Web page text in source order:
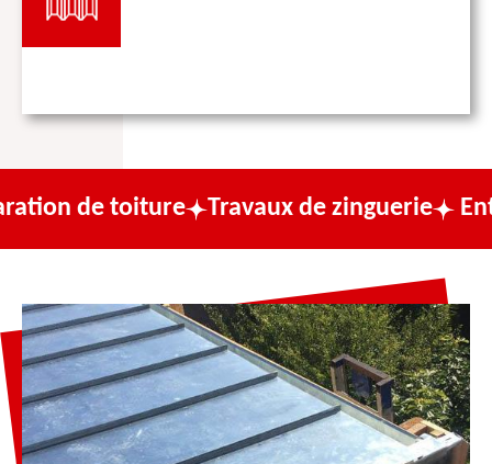
toiture Travaux de zinguerie Entreprise